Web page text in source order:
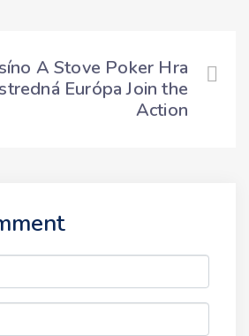
A Stove Poker Hra
Európa Join the
Action